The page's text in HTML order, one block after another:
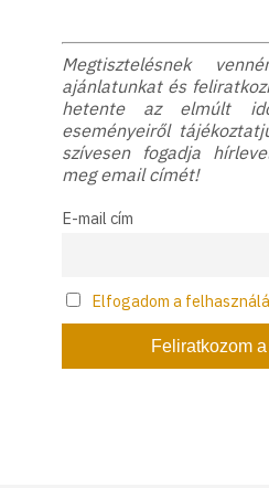
Megtisztelésnek
ajánlatunkat és
hetente az elmúlt
eseményeiről
szívesen fogadja
meg email címét!
E-mail cím
Elfogadom a